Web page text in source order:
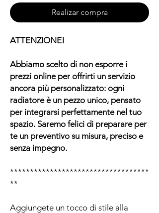
Realizar compra
ATTENZIONE!
Abbiamo scelto di non esporre i
prezzi online per offrirti un servizio
ancora più personalizzato: ogni
radiatore è un pezzo unico, pensato
per integrarsi perfettamente nel tuo
spazio. Saremo felici di preparare per
te un preventivo su misura, preciso e
senza impegno.
***********************************
**
Aggiungete un tocco di stile alla